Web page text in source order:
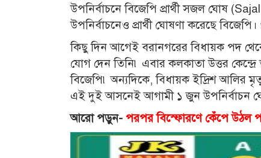
উপনির্বাচনে বিজেপি প্রার্থী সজল ঘোষ
উপনির্বাচনেও প্রার্থী ঘোষণা করেছে বিজেপি।
কিছু দিন আগেই বরানগরের বিধায়ক পদ
যোগ দেন তিনি৷ এবার কলকাতা উত্তর কেন্দ্রে
বিজেপি৷ অন্যদিকে, বিধায়ক ইদ্রিশ আলির
এই দুই আসনেই আগামী ১ জুন উপনির্বাচন
আরো পড়ুন- পরপর বিস্ফোরণে কেঁপে উঠল